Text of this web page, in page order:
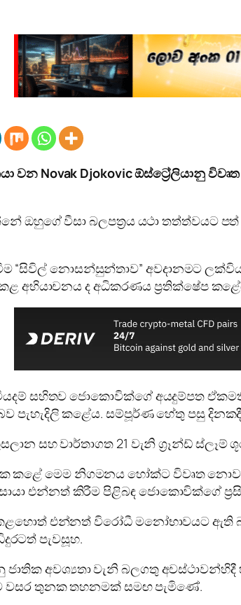
වන Novak Djokovic ඕස්ට්‍රේලියානු
ඔහුගේ වීසා බලපත්‍රය යථා තත්ත්වයට
“සිවිල් නොසන්සුන්තාව” අවදානමට
අභියාචනය ද අධිකරණය ප්‍රතික්ෂේප
සහිතව ජොකොවික්ගේ අයදුම්පත
පැහැදිලි කළේය. සම්පූර්ණ හේතු පසු
සහ වාර්තාගත 21 වැනි ග්‍රෑන්ඩ්
මෙම නිගමනය හෝක්ට විවෘත නොවන
එන්නත් කිරීම පිළිබඳ ජොකොවික්ගේ
කළහොත් එන්නත් විරෝධී මනෝභාවයට ඇති
පැවසූහ.
අවශ්‍යතා වැනි බලගතු අවස්ථාවන්හිදී
වසර තුනක තහනමක් සමඟ පැමිණේ.